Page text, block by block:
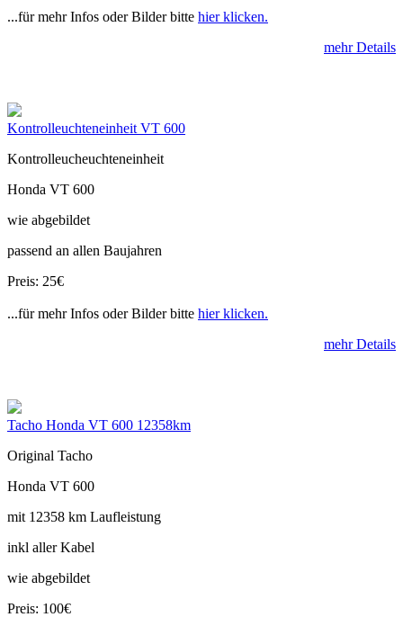
...für mehr Infos oder Bilder bitte hier klicken.
mehr Details
Kontrolleuchteneinheit VT 600
Kontrolleucheuchteneinheit
Honda VT 600
wie abgebildet
passend an allen Baujahren
Preis: 25€
...für mehr Infos oder Bilder bitte hier klicken.
mehr Details
Tacho Honda VT 600 12358km
Original Tacho
Honda VT 600
mit 12358 km Laufleistung
inkl aller Kabel
wie abgebildet
Preis: 100€